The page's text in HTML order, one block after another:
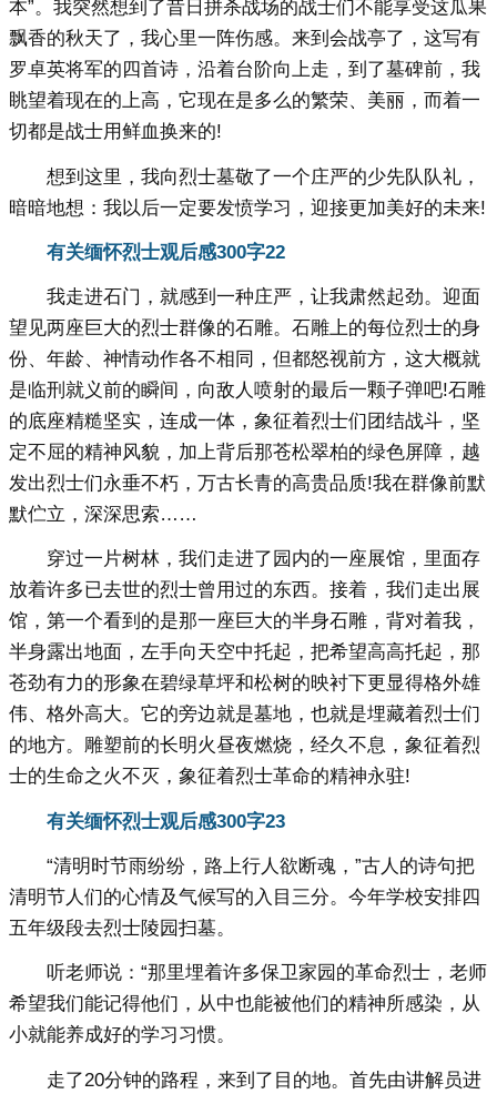
本”。我突然想到了昔日拼杀战场的战士们不能享受这瓜果
飘香的秋天了，我心里一阵伤感。来到会战亭了，这写有
罗卓英将军的四首诗，沿着台阶向上走，到了墓碑前，我
眺望着现在的上高，它现在是多么的繁荣、美丽，而着一
切都是战士用鲜血换来的!
想到这里，我向烈士墓敬了一个庄严的少先队队礼，
暗暗地想：我以后一定要发愤学习，迎接更加美好的未来!
有关缅怀烈士观后感300字22
我走进石门，就感到一种庄严，让我肃然起劲。迎面
望见两座巨大的烈士群像的石雕。石雕上的每位烈士的身
份、年龄、神情动作各不相同，但都怒视前方，这大概就
是临刑就义前的瞬间，向敌人喷射的最后一颗子弹吧!石雕
的底座精糙坚实，连成一体，象征着烈士们团结战斗，坚
定不屈的精神风貌，加上背后那苍松翠柏的绿色屏障，越
发出烈士们永垂不朽，万古长青的高贵品质!我在群像前默
默伫立，深深思索……
穿过一片树林，我们走进了园内的一座展馆，里面存
放着许多已去世的烈士曾用过的东西。接着，我们走出展
馆，第一个看到的是那一座巨大的半身石雕，背对着我，
半身露出地面，左手向天空中托起，把希望高高托起，那
苍劲有力的形象在碧绿草坪和松树的映衬下更显得格外雄
伟、格外高大。它的旁边就是墓地，也就是埋藏着烈士们
的地方。雕塑前的长明火昼夜燃烧，经久不息，象征着烈
士的生命之火不灭，象征着烈士革命的精神永驻!
有关缅怀烈士观后感300字23
“清明时节雨纷纷，路上行人欲断魂，”古人的诗句把
清明节人们的心情及气候写的入目三分。今年学校安排四
五年级段去烈士陵园扫墓。
听老师说：“那里埋着许多保卫家园的革命烈士，老师
希望我们能记得他们，从中也能被他们的精神所感染，从
小就能养成好的学习习惯。
走了20分钟的路程，来到了目的地。首先由讲解员进